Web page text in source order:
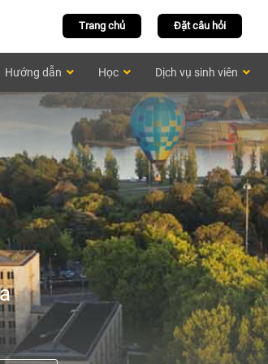
Đặt câu hỏi
Trang chủ
Hướng dẫn Học Dịch vụ sinh viên